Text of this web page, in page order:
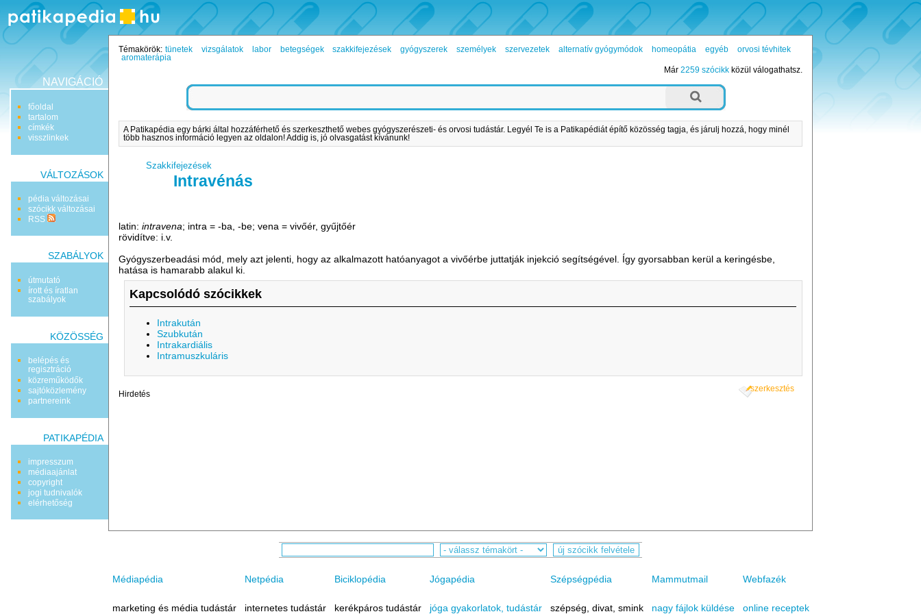
NAVIGÁCIÓ
főoldal
tartalom
címkék
visszlinkek
VÁLTOZÁSOK
pédia változásai
szócikk változásai
RSS
SZABÁLYOK
útmutató
írott és íratlan
szabályok
KÖZÖSSÉG
belépés és
regisztráció
közreműködők
sajtóközlemény
partnereink
PATIKAPÉDIA
impresszum
médiaajánlat
copyright
jogi tudnivalók
elérhetőség
Témakörök: tünetek vizsgálatok labor betegségek szakkifejezések gyógyszerek személyek szervezetek alternatív gyógymódok homeopátia egyéb
orvosi tévhitek
aromaterápia
Már 2259 szócikkközül válogathatsz.
A Patikapédia egy bárki által hozzáférhető és szerkeszthető webes gyógyszerészeti- és orvosi tudástár. Legyél Te is a Patikapédiát építő közösség tagja, és járulj hozzá, hogy minél
több hasznos információ legyen az oldalon! Addig is, jó olvasgatást kívánunk!
Szakkifejezések
Intravénás
latin:intravena; intra = -ba, -be; vena = vivőér, gyűjtőér
rövidítve: i.v.
Gyógyszerbeadási mód, mely azt jelenti, hogy az alkalmazott hatóanyagot a vivőérbe juttatják injekció segítségével. Így gyorsabban kerül a keringésbe,
hatása is hamarabb alakul ki.
Kapcsolódó szócikkek
Intrakután
Szubkután
Intrakardiális
Intramuszkuláris
szerkesztés
Hirdetés
Médiapédia Netpédia Biciklopédia Jógapédia Szépségpédia Mammutmail Webfazék
marketing és média tudástár internetes tudástár kerékpáros tudástár jóga gyakorlatok, tudástár szépség, divat, smink nagy fájlok küldése online receptek